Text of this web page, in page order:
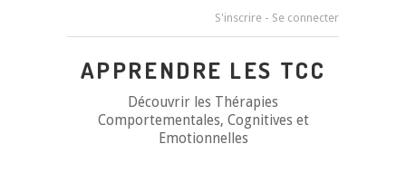
S'inscrire - Se connecter
APPRENDRE LES TCC
Découvrir les Thérapies
Comportementales, Cognitives et
Emotionnelles